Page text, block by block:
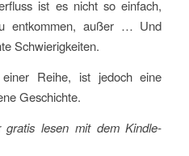
ist es nicht so einfach,
entkommen, außer … Und
Schwierigkeiten.
Reihe, ist jedoch eine
Geschichte.
gratis lesen mit dem Kindle-